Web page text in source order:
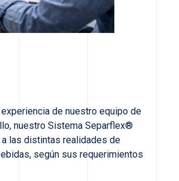
de nuestro equipo de
nuestro Sistema Separflex®
las distintas realidades de
según sus requerimientos